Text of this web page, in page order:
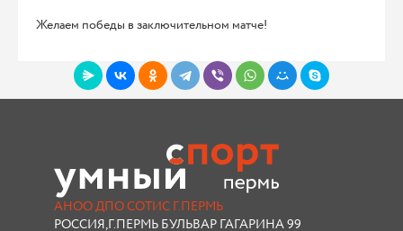
Желаем победы в заключительном матче!
АНОО ДПО СОТИС Г.ПЕРМЬ
РОССИЯ,Г.ПЕРМЬ БУЛЬВАР ГАГАРИНА 99